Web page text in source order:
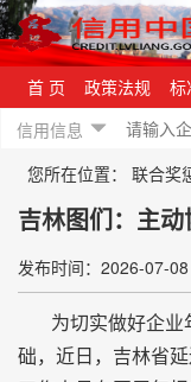
首 页 政策法规 标
信用信息
您所在位置： 联合奖
吉林图们：主
发布时间：2026-07-08
为切实做好企业
础，近日，吉林省